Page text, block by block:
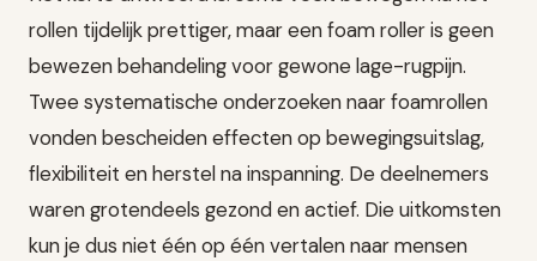
rollen tijdelijk prettiger, maar een foam roller is geen
bewezen behandeling voor gewone lage-rugpijn.
Twee systematische onderzoeken naar foamrollen
vonden bescheiden effecten op bewegingsuitslag,
flexibiliteit en herstel na inspanning. De deelnemers
waren grotendeels gezond en actief. Die uitkomsten
kun je dus niet één op één vertalen naar mensen